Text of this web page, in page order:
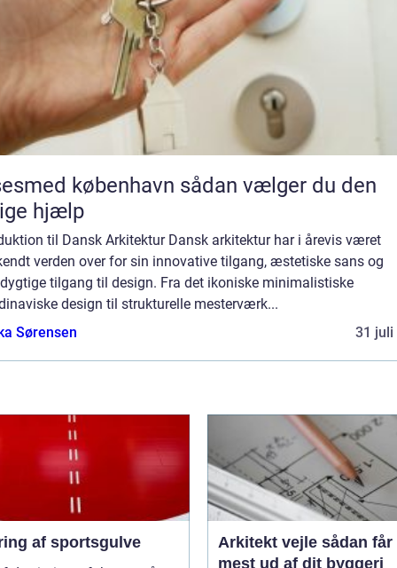
københavn sådan vælger du den
hjælp
til Dansk Arkitektur Dansk arkitektur har i årevis været
verden over for sin innovative tilgang, æstetiske sans og
tilgang til design. Fra det ikoniske minimalistiske
design til strukturelle mesterværk...
Sørensen
31 juli
af sportsgulve
Arkitekt vejle sådan får du
mest ud af dit byggeri